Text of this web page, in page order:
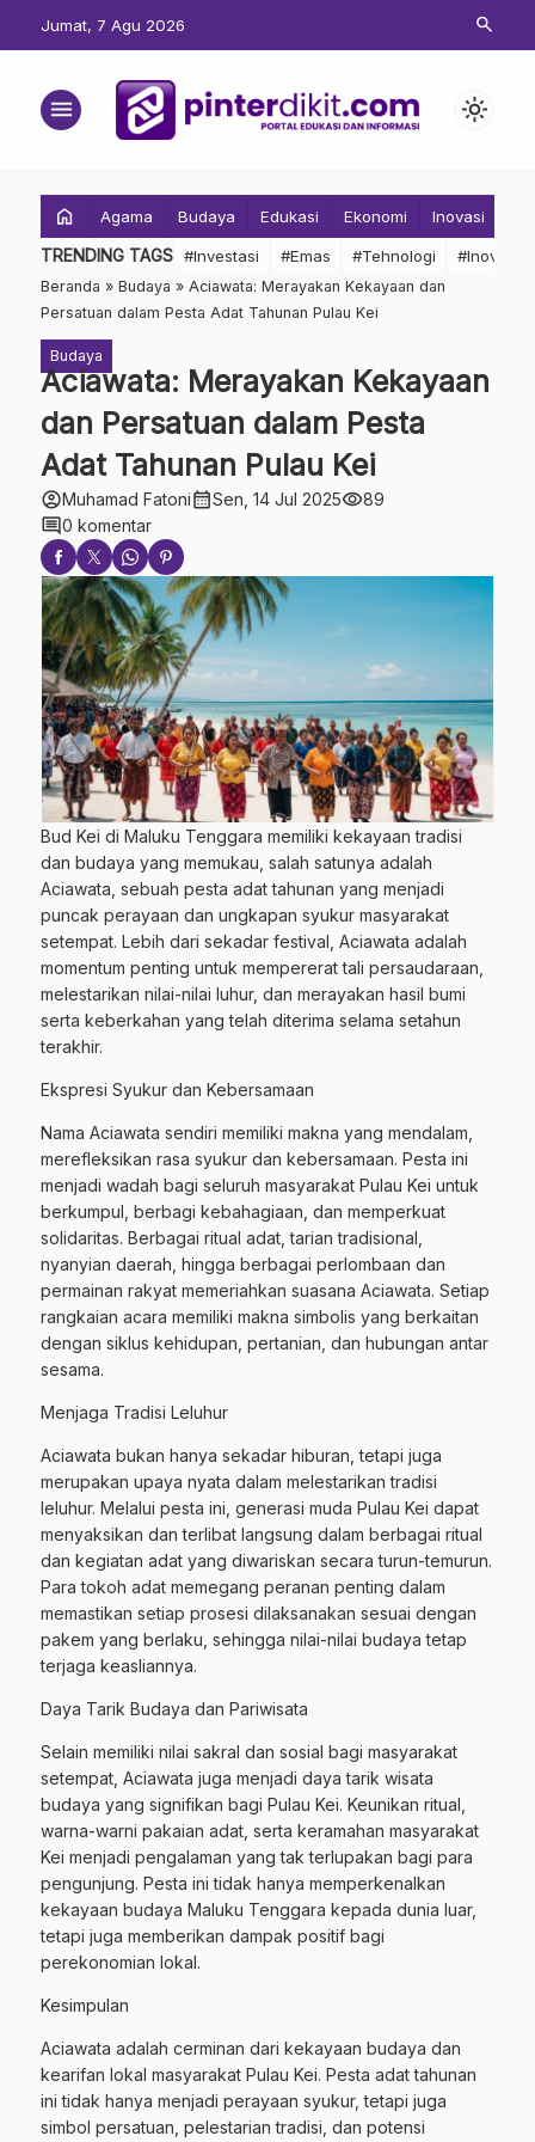
Jumat, 7 Agu 2026 search
menu light_mode
home Agama Budaya Edukasi Ekonomi Inovasi
TRENDING TAGS #Investasi #Emas #Tehnologi #Inovasi
Beranda » Budaya » Aciawata: Merayakan Kekayaan dan
Persatuan dalam Pesta Adat Tahunan Pulau Kei
Budaya
Aciawata: Merayakan Kekayaan
dan Persatuan dalam Pesta
Adat Tahunan Pulau Kei
account_circleMuhamad Fatonicalendar_monthSen, 14 Jul 2025visibility89
comment0 komentar
Bud Kei di Maluku Tenggara memiliki kekayaan tradisi
dan budaya yang memukau, salah satunya adalah
Aciawata, sebuah pesta adat tahunan yang menjadi
puncak perayaan dan ungkapan syukur masyarakat
setempat. Lebih dari sekadar festival, Aciawata adalah
momentum penting untuk mempererat tali persaudaraan,
melestarikan nilai-nilai luhur, dan merayakan hasil bumi
serta keberkahan yang telah diterima selama setahun
terakhir.
Ekspresi Syukur dan Kebersamaan
Nama Aciawata sendiri memiliki makna yang mendalam,
merefleksikan rasa syukur dan kebersamaan. Pesta ini
menjadi wadah bagi seluruh masyarakat Pulau Kei untuk
berkumpul, berbagi kebahagiaan, dan memperkuat
solidaritas. Berbagai ritual adat, tarian tradisional,
nyanyian daerah, hingga berbagai perlombaan dan
permainan rakyat memeriahkan suasana Aciawata. Setiap
rangkaian acara memiliki makna simbolis yang berkaitan
dengan siklus kehidupan, pertanian, dan hubungan antar
sesama.
Menjaga Tradisi Leluhur
Aciawata bukan hanya sekadar hiburan, tetapi juga
merupakan upaya nyata dalam melestarikan tradisi
leluhur. Melalui pesta ini, generasi muda Pulau Kei dapat
menyaksikan dan terlibat langsung dalam berbagai ritual
dan kegiatan adat yang diwariskan secara turun-temurun.
Para tokoh adat memegang peranan penting dalam
memastikan setiap prosesi dilaksanakan sesuai dengan
pakem yang berlaku, sehingga nilai-nilai budaya tetap
terjaga keasliannya.
Daya Tarik Budaya dan Pariwisata
Selain memiliki nilai sakral dan sosial bagi masyarakat
setempat, Aciawata juga menjadi daya tarik wisata
budaya yang signifikan bagi Pulau Kei. Keunikan ritual,
warna-warni pakaian adat, serta keramahan masyarakat
Kei menjadi pengalaman yang tak terlupakan bagi para
pengunjung. Pesta ini tidak hanya memperkenalkan
kekayaan budaya Maluku Tenggara kepada dunia luar,
tetapi juga memberikan dampak positif bagi
perekonomian lokal.
Kesimpulan
Aciawata adalah cerminan dari kekayaan budaya dan
kearifan lokal masyarakat Pulau Kei. Pesta adat tahunan
ini tidak hanya menjadi perayaan syukur, tetapi juga
simbol persatuan, pelestarian tradisi, dan potensi